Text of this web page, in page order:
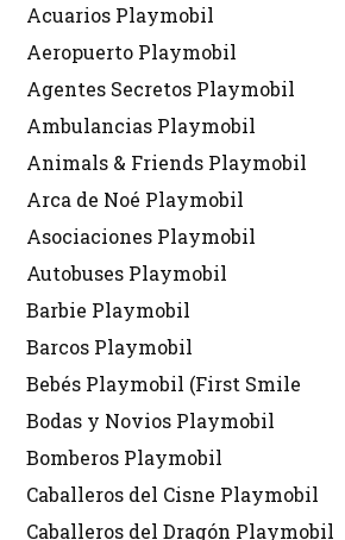
Acuarios Playmobil
Aeropuerto Playmobil
Agentes Secretos Playmobil
Ambulancias Playmobil
Animals & Friends Playmobil
Arca de Noé Playmobil
Asociaciones Playmobil
Autobuses Playmobil
Barbie Playmobil
Barcos Playmobil
Bebés Playmobil (First Smile
Bodas y Novios Playmobil
Bomberos Playmobil
Caballeros del Cisne Playmobil
Caballeros del Dragón Playmobil